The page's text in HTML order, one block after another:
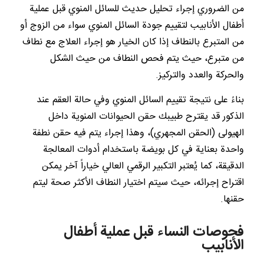
من الضروري إجراء تحليل حديث للسائل المنوي قبل عملية
أطفال الأنابيب لتقييم جودة السائل المنوي سواء من الزوج أو
من المتبرع بالنطاف إذا كان الخيار هو إجراء العلاج مع نطاف
من متبرع، حيث يتم فحص النطاف من حيث الشكل
والحركة والعدد والتركيز.
بناءً على نتيجة تقييم السائل المنوي وفي حالة العقم عند
الذكور قد يقترح طبيبك حقن الحيوانات المنوية داخل
الهيولى (الحقن المجهري)، وهذا إجراء يتم فيه حقن نطفة
واحدة بعناية في كل بويضة باستخدام أدوات المعالجة
الدقيقة، كما يُعتبر التكبير الرقمي العالي خياراً آخر يمكن
اقتراح إجرائه، حيث سيتم اختيار النطاف الأكثر صحة ليتم
حقنها.
فحوصات النساء قبل عملية أطفال
الأنابيب